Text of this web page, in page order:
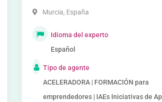
Murcia, España
Idioma del experto
Español
Tipo de agente
ACELERADORA | FORMACIÓN para
emprendedores | IAEs Iniciativas de